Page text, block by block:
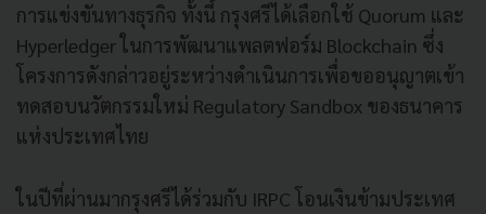
การแข่งขันทางธุรกิจ ทั้งนี้ กรุงศรีได้เลือกใช้ Quorum และ
Hyperledger ในการพัฒนาแพลตฟอร์ม Blockchain ซึ่ง
โครงการดังกล่าวอยู่ระหว่างดำเนินการเพื่อขออนุญาตเข้า
ทดสอบนวัตกรรมใหม่ Regulatory Sandbox ของธนาคาร
แห่งประเทศไทย
ในปีที่ผ่านมากรุงศรีได้ร่วมกับ IRPC โอนเงินข้ามประเทศ